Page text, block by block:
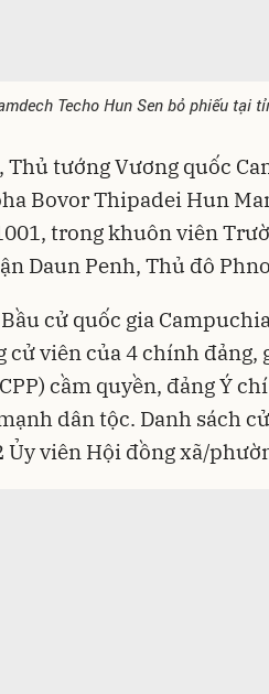
Techo Hun Sen bỏ phiếu tại
tướng Vương quốc
Bovor Thipadei Hun
trong khuôn viên
Daun Penh, Thủ đô
cử quốc gia
cử viên của 4 chính đảng,
cầm quyền, đảng Ý
dân tộc. Danh sách
Ủy viên Hội đồng xã/